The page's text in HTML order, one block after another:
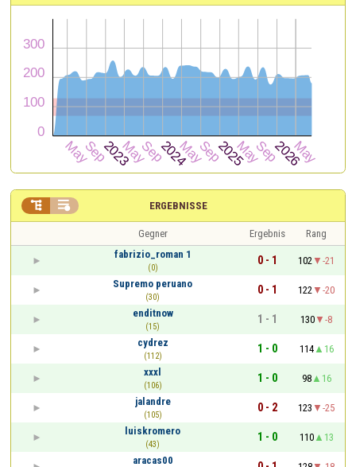
ERGEBNISSE
 
Gegner Ergebnis
Rang
fabrizio_roman 1
(0)
0 - 1 102
-21
Supremo peruano
(30)
0 - 1 122
-20
enditnow
(15)
1 - 1 130
-8
cydrez
(112)
1 - 0 114
16
xxxl
(106)
1 - 0 98
16
jalandre
(105)
0 - 2 123
-25
luiskromero
(43)
1 - 0 110
13
aracas00